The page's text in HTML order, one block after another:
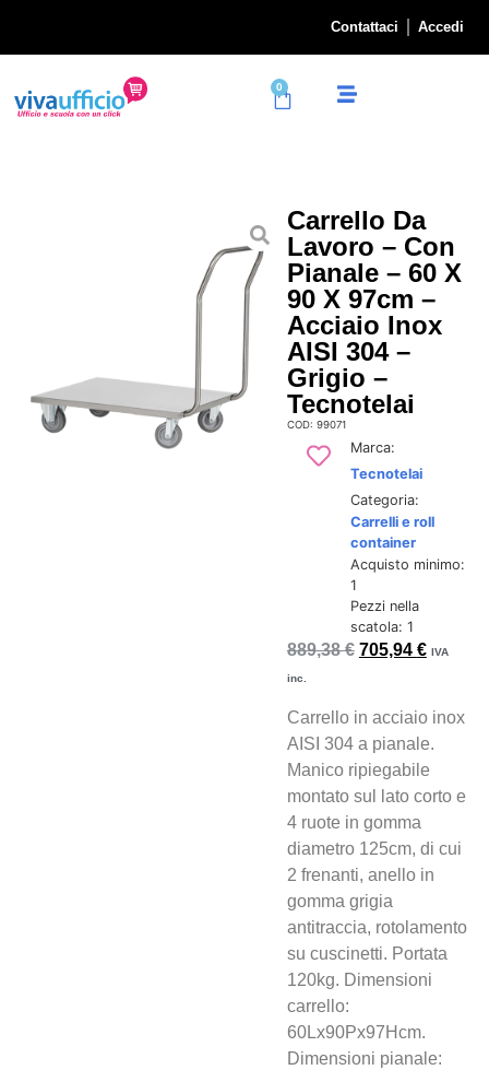
Contattaci Accedi
0
Carrello Da
Lavoro – Con
Pianale – 60 X
90 X 97cm –
Acciaio Inox
AISI 304 –
Grigio –
Tecnotelai
COD: 99071
Marca:
Tecnotelai
Categoria:
Carrelli e roll
container
Acquisto minimo:
1
Pezzi nella
scatola: 1
889,38€ 705,94 € IVA
inc.
Carrello in acciaio inox
AISI 304 a pianale.
Manico ripiegabile
montato sul lato corto e
4 ruote in gomma
diametro 125cm, di cui
2 frenanti, anello in
gomma grigia
antitraccia, rotolamento
su cuscinetti. Portata
120kg. Dimensioni
carrello:
60Lx90Px97Hcm.
Dimensioni pianale: